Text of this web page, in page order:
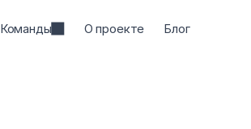
Команды О проекте Блог